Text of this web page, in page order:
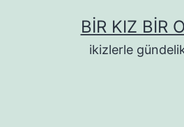
BIR KIZ BIR
ikizlerle